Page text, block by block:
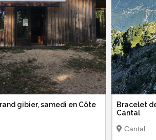
gibier, samedi en Côte
Bracelet
Cantal
Cantal